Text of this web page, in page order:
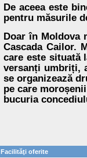
De aceea este
pentru măsurile
Doar în Moldova
Cascada Cailor.
care este situată
versanți umbriți,
se organizează
pe care
bucuria
Facilităţi oferite